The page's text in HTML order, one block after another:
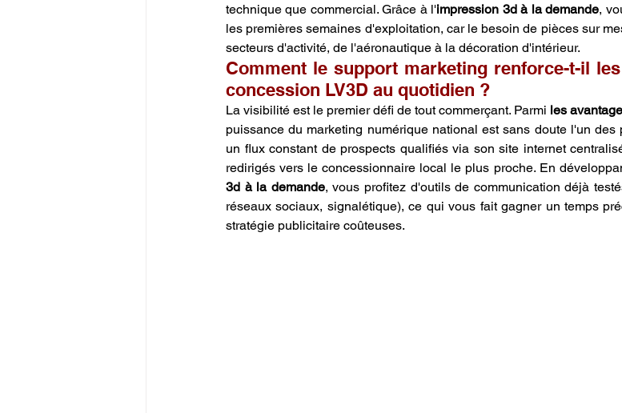
technique que commercial. Grâce à l'impression 3d à la demande,
les premières semaines d'exploitation, car le besoin de pièces sur
secteurs d'activité, de l'aéronautique à la décoration d'intérieur.
Comment le support marketing renforce-t-il
concession LV3D au quotidien ?
La visibilité est le premier défi de tout commerçant. Parmi les
puissance du marketing numérique national est sans doute l'un
un flux constant de prospects qualifiés via son site internet
redirigés vers le concessionnaire local le plus proche. En
3d à la demande, vous profitez d'outils de communication déjà
réseaux sociaux, signalétique), ce qui vous fait gagner un temps
stratégie publicitaire coûteuses.